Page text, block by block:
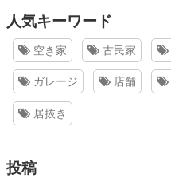
人気キーワード
空き家 古民家
ガレージ 店舗
居抜き
投稿